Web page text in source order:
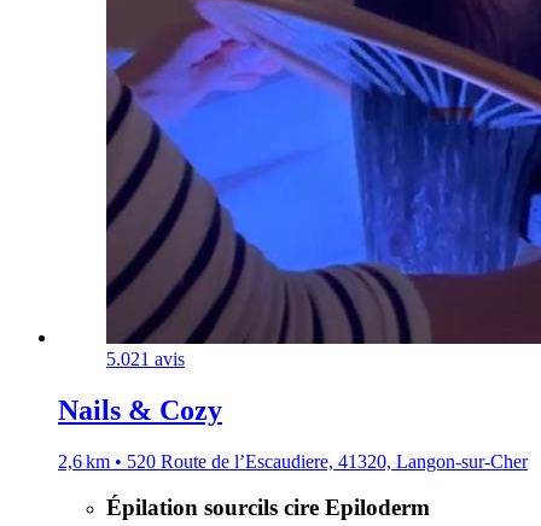
5.021 avis
Nails & Cozy
2,6 km • 520 Route de l’Escaudiere, 41320, Langon-sur-Cher
Épilation sourcils cire Epiloderm